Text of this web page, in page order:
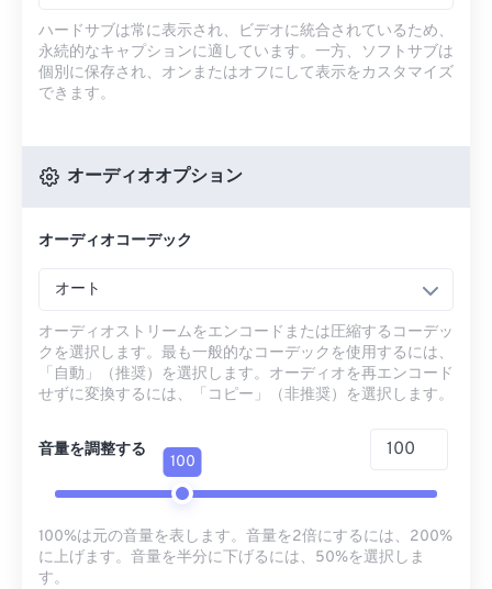
ハードサブは常に表示され、ビデオに統合されているため、
永続的なキャプションに適しています。一方、ソフトサブは
個別に保存され、オンまたはオフにして表示をカスタマイズ
できます。
オーディオオプション
オーディオコーデック
オート
オーディオストリームをエンコードまたは圧縮するコーデッ
クを選択します。最も一般的なコーデックを使用するには、
「自動」（推奨）を選択します。オーディオを再エンコード
せずに変換するには、「コピー」（非推奨）を選択します。
音量を調整する
100
100%は元の音量を表します。音量を2倍にするには、200%
に上げます。音量を半分に下げるには、50%を選択しま
す。